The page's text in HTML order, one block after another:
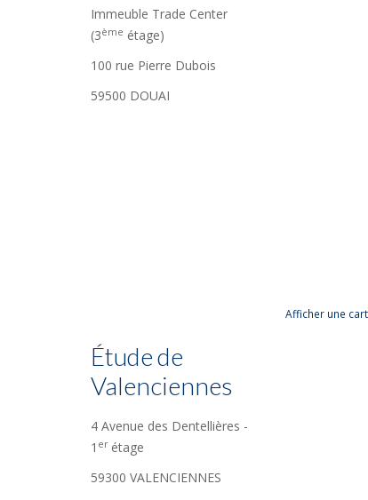
Immeuble Trade Center
(3ème étage)
100 rue Pierre Dubois
59500 DOUAI
Afficher une
Étude de
Valenciennes
4 Avenue des Dentellières -
1 erétage
59300 VALENCIENNES